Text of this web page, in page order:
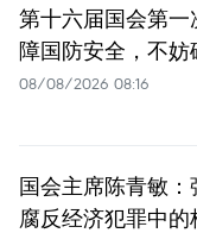
第十六届国会第
障国防安全，不妨
08/08/2026 08:16
国会主席陈青敏
腐反经济犯罪中的